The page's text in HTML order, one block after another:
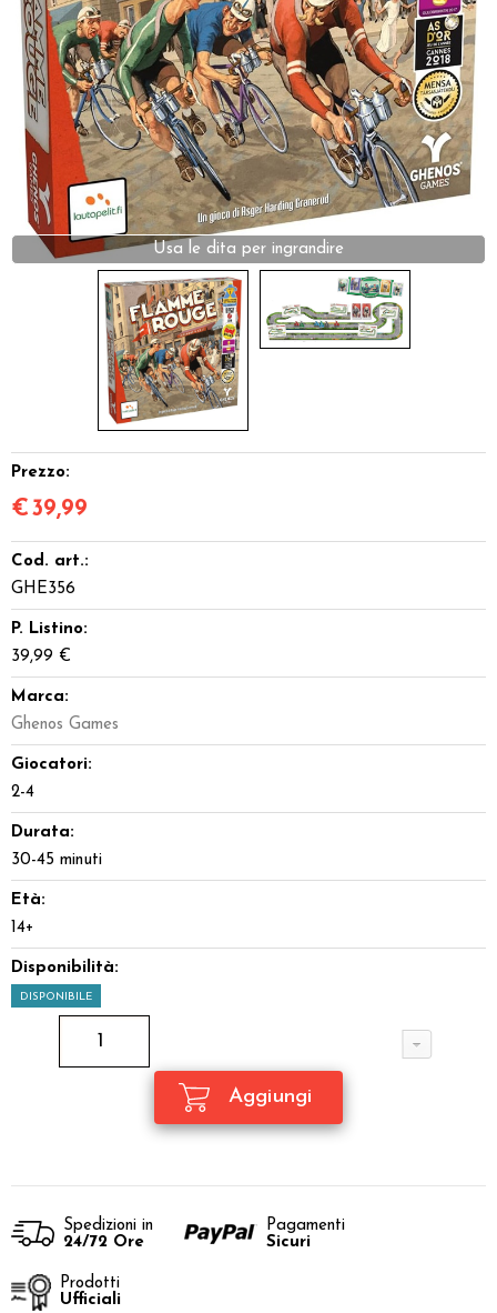
Dadi
Accessori
Giocattoli e Gadget
Offerte del Dragone
Usa le dita per ingrandire
Prezzo:
€39,99
Cod. art.:
GHE356
P. Listino:
39,99 €
Marca:
Ghenos Games
Giocatori:
2-4
Durata:
30-45 minuti
Età:
14+
Disponibilità:
DISPONIBILE
Spedizioni in
24/72 Ore
Pagamenti
Sicuri
Prodotti
Ufficiali